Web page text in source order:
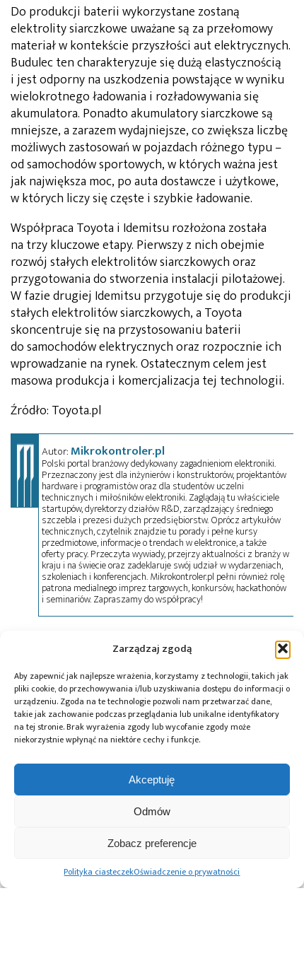
Zarządzaj zgodą
Aby zapewnić jak najlepsze wrażenia, korzystamy z technologii, takich jak
pliki cookie, do przechowywania i/lub uzyskiwania dostępu do informacji o
urządzeniu. Zgoda na te technologie pozwoli nam przetwarzać dane,
takie jak zachowanie podczas przeglądania lub unikalne identyfikatory
na tej stronie. Brak wyrażenia zgody lub wycofanie zgody może
niekorzystnie wpłynąć na niektóre cechy i funkcje.
Akceptuję
Odmów
Zobacz preferencje
Polityka ciasteczekOświadczenie o prywatności
Do produkcji baterii wykorzystane zostaną
elektrolity siarczkowe uważane są za przełomowy
materiał w kontekście przyszłości aut elektrycznych.
Budulec ten charakteryzuje się dużą elastycznością
i jest odporny na uszkodzenia powstające w wyniku
wielokrotnego ładowania i rozładowywania się
akumulatora. Ponadto akumulatory siarczkowe są
mniejsze, a zarazem wydajniejsze, co zwiększa liczbę
możliwych zastosowań w pojazdach różnego typu –
od samochodów sportowych, w których ważna jest
jak największa moc, po auta dostawcze i użytkowe,
w których liczy się częste i szybkie ładowanie.
Współpraca Toyota i Idemitsu rozłożona została
na trzy kluczowe etapy. Pierwszy z nich obejmie
rozwój stałych elektrolitów siarczkowych oraz
przygotowania do stworzenia instalacji pilotażowej.
W fazie drugiej Idemitsu przygotuje się do produkcji
stałych elektrolitów siarczkowych, a Toyota
skoncentruje się na przystosowaniu baterii
do samochodów elektrycznych oraz rozpocznie ich
wprowadzanie na rynek. Ostatecznym celem jest
masowa produkcja i komercjalizacja tej technologii.
Źródło: Toyota.pl
Autor:Mikrokontroler.pl
Polski portal branżowy dedykowany zagadnieniom elektroniki.
Przeznaczony jest dla inżynierów i konstruktorów, projektantów
hardware i programistów oraz dla studentów uczelni
technicznych i miłośników elektroniki. Zaglądają tu właściciele
startupów, dyrektorzy działów R&D, zarządzający średniego
szczebla i prezesi dużych przedsiębiorstw. Oprócz artykułów
technicznych, czytelnik znajdzie tu porady i pełne kursy
przedmiotowe, informacje o trendach w elektronice, a także
oferty pracy. Przeczyta wywiady, przejrzy aktualności z branży w
kraju i na świecie oraz zadeklaruje swój udział w wydarzeniach,
szkoleniach i konferencjach. Mikrokontroler.pl pełni również rolę
patrona medialnego imprez targowych, konkursów, hackathonów
i seminariów. Zapraszamy do współpracy!
elektromobilność,news
Przeczytaj również:
Renesas Gen 3
Würth Elektronik
ICS wprowadza
DC/DC do
zastosowań
motoryzacyjnych
10 lat Finder
dalszego rozwoju